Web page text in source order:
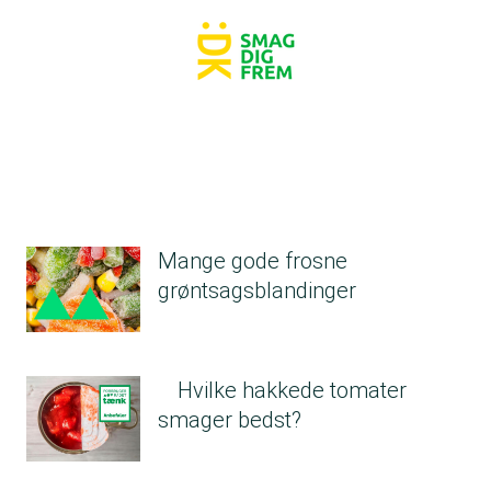
Mange gode frosne
grøntsagsblandinger
Hvilke hakkede tomater
smager bedst?